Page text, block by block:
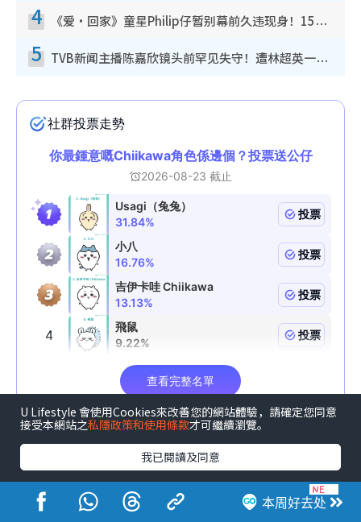
4 《爱·回家》童星Philip仔暂别幕前久违现身！15岁近况暴风成长长高变帅气少年
5 TVB新闻主播陈嘉欣镜头前罕见失守！遭林超英一句话突袭吓坏当场大笑
《U GO》请您去香港运动节2026！本周好去处
U Lifestyle 會使用Cookies來改善您的網站體驗，請確定您同意
接受本網站之私隱政策和使用條款才可繼續瀏覽。
我已閱讀及同意